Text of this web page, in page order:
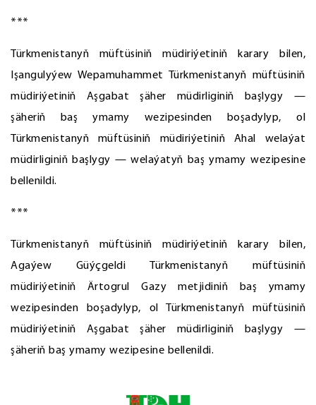
***
Türkmenistanyň müftüsiniň müdiriýetiniň karary bilen,
Işangulyýew Wepamuhammet Türkmenistanyň müftüsiniň
müdiriýetiniň Aşgabat şäher müdirliginiň başlygy —
şäheriň baş ymamy wezipesinden boşadylyp, ol
Türkmenistanyň müftüsiniň müdiriýetiniň Ahal welaýat
müdirliginiň başlygy — welaýatyň baş ymamy wezipesine
bellenildi.
***
Türkmenistanyň müftüsiniň müdiriýetiniň karary bilen,
Agaýew Güýçgeldi Türkmenistanyň müftüsiniň
müdiriýetiniň Ärtogrul Gazy metjidiniň baş ymamy
wezipesinden boşadylyp, ol Türkmenistanyň müftüsiniň
müdiriýetiniň Aşgabat şäher müdirliginiň başlygy —
şäheriň baş ymamy wezipesine bellenildi.